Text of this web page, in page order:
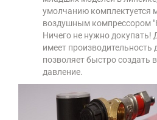
умолчанию
воздушным компрессором
Ничего не нужно
имеет
позволяет быстро создать
давление.